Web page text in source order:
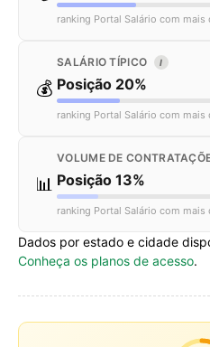
ranking Portal Salário com
💰
SALÁRIO TÍPICO I
Posição 20%
ranking Portal Salário com
📊
VOLUME DE
Posição 13%
ranking Portal Salário com
Dados por estado e cidade
Conheça os planos de acesso.